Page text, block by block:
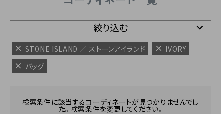
絞り込む
STONE ISLAND ／ ストーンアイランド
IVORY
バッグ
検索条件に該当するコーディネートが見つかりませんでし
た。 検索条件を変更してください。